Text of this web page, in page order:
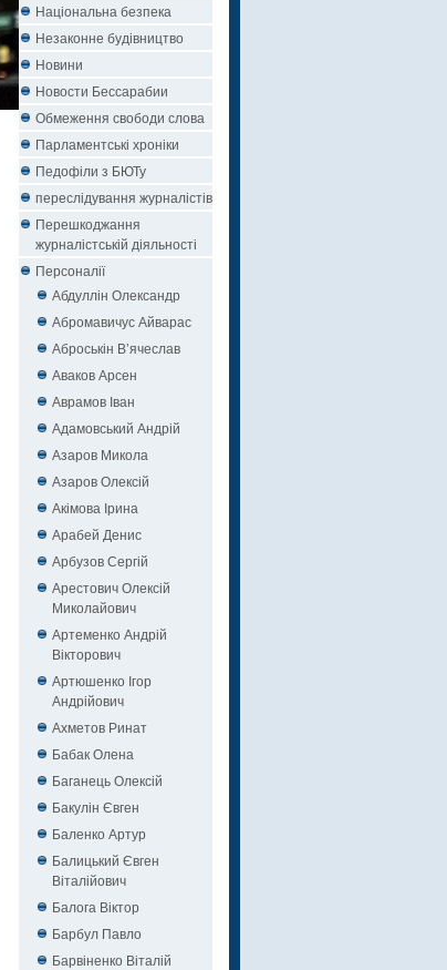
Національна безпека
Незаконне будівництво
Новини
Новости Бессарабии
Обмеження свободи слова
Парламентські хроніки
Педофіли з БЮТу
переслідування журналістів
Перешкоджання
журналістській діяльності
Персоналії
Абдуллін Олександр
Абромавичус Айварас
Аброськін В’ячеслав
Аваков Арсен
Аврамов Іван
Адамовський Андрій
Азаров Микола
Азаров Олексій
Акімова Ірина
Арабей Денис
Арбузов Сергій
Арестович Олексій
Миколайович
Артеменко Андрій
Вікторович
Артюшенко Ігор
Андрійович
Ахметов Ринат
Бабак Олена
Баганець Олексій
Бакулін Євген
Баленко Артур
Балицький Євген
Віталійович
Балога Віктор
Барбул Павло
Барвіненко Віталій